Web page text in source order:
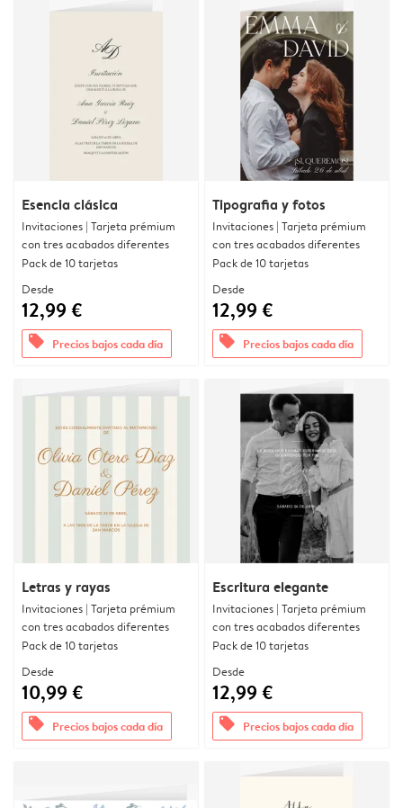
Esencia clásica
Invitaciones | Tarjeta prémium
con tres acabados diferentes
Pack de 10 tarjetas
Desde
12,99 €
offers Precios bajos cada día
Tipografia y fotos
Invitaciones | Tarjeta prémium
con tres acabados diferentes
Pack de 10 tarjetas
Desde
12,99 €
offers Precios bajos cada día
Letras y rayas
Invitaciones | Tarjeta prémium
con tres acabados diferentes
Pack de 10 tarjetas
Desde
10,99 €
offers Precios bajos cada día
Escritura elegante
Invitaciones | Tarjeta prémium
con tres acabados diferentes
Pack de 10 tarjetas
Desde
12,99 €
offers Precios bajos cada día